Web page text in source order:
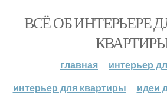
ВСЁ ОБ ИНТЕРЬЕРЕ
главная
интерьер
интерьер для квартиры
идеи